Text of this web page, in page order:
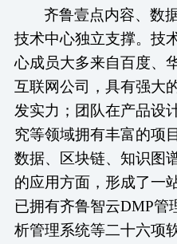
齐鲁壹点内容、数
技术中心独立支撑。技
心成员大多来自百度、
互联网公司，具有强大
发实力；团队在产品设
究等领域拥有丰富的项
数据、区块链、知识图
的应用方面，形成了一
已拥有齐鲁智云DMP管
析管理系统等二十六项